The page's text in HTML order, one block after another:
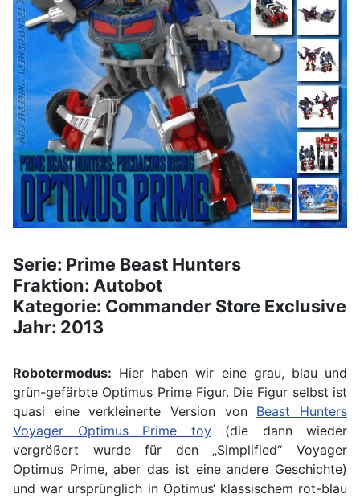
Serie: Prime Beast Hunters
Fraktion: Autobot
Kategorie: Commander Store Exclusive
Jahr: 2013
Robotermodus: Hier haben wir eine grau, blau und
grün-gefärbte Optimus Prime Figur. Die Figur selbst ist
quasi eine verkleinerte Version von Beast Hunters
Voyager Optimus Prime toy(die dann wieder
vergrößert wurde für den „Simplified“ Voyager
Optimus Prime, aber das ist eine andere Geschichte)
und war ursprünglich in Optimus‘ klassischem rot-blau